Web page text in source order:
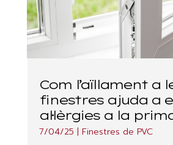
Com l’aïllament a
finestres ajuda a
al·lèrgies a la
7/04/25 | Finestres de PVC